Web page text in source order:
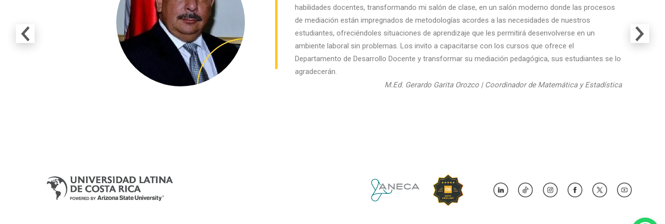
habilidades docentes, transformando mi salón de clase, en un salón moderno donde las procesos
de mediación están impregnados de metodologías acordes a las necesidades de nuestros
estudiantes, ofreciéndoles situaciones de aprendizaje que les permitirá desenvolverse en un
ambiente laboral sin problemas. Los invito a capacitarse con los cursos que ofrece el
Departamento de Desarrollo Docente y transformar su mediación pedagógica, sus estudiantes se lo
agradecerán.
M.Ed. Gerardo Garita Orozco | Coordinador de Matemática y Estadística
Previous Next